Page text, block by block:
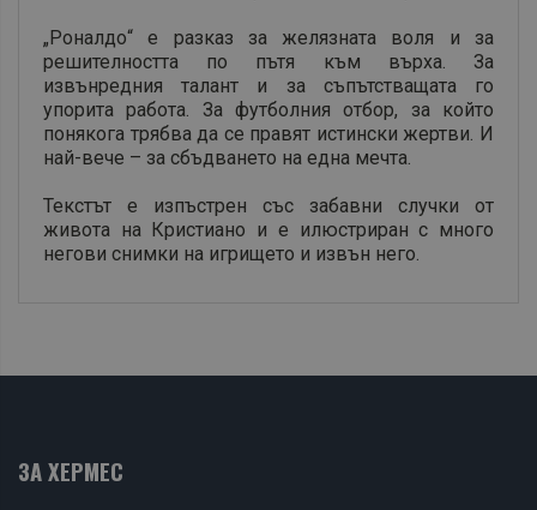
„Роналдо“ е разказ за желязната воля и за
решителността по пътя към върха. За
извънредния талант и за съпътстващата го
упорита работа. За футболния отбор, за който
понякога трябва да се правят истински жертви. И
най-вече – за сбъдването на една мечта.
Текстът е изпъстрен със забавни случки от
живота на Кристиано и е илюстриран с много
негови снимки на игрището и извън него.
ЗА ХЕРМЕС